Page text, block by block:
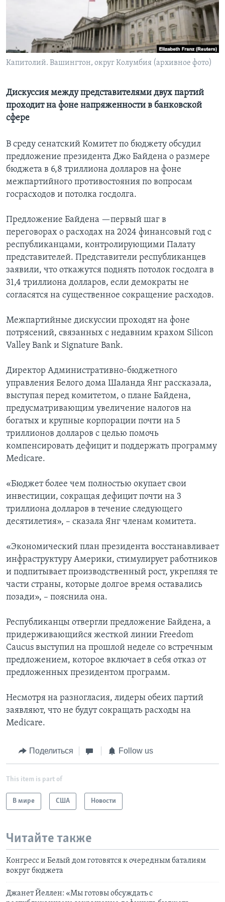
СОЦИАЛЬНЫЕ СЕТИ
Языки
Капитолий. Вашингтон, округ Колумбия (архивное фото)
Дискуссия между представителями двух партий
проходит на фоне напряженности в банковской
сфере
В среду сенатский Комитет по бюджету обсудил
предложение президента Джо Байдена о размере
бюджета в 6,8 триллиона долларов на фоне
межпартийного противостояния по вопросам
госрасходов и потолка госдолга.
Предложение Байдена —первый шаг в
переговорах о расходах на 2024 финансовый год с
республиканцами, контролирующими Палату
представителей. Представители республиканцев
заявили, что откажутся поднять потолок госдолга в
31,4 триллиона долларов, если демократы не
согласятся на существенное сокращение расходов.
Межпартийные дискуссии проходят на фоне
потрясений, связанных с недавним крахом Silicon
Valley Bank и Signature Bank.
Директор Административно-бюджетного
управления Белого дома Шаланда Янг рассказала,
выступая перед комитетом, о плане Байдена,
предусматривающим увеличение налогов на
богатых и крупные корпорации почти на 5
триллионов долларов с целью помочь
компенсировать дефицит и поддержать программу
Medicare.
«Бюджет более чем полностью окупает свои
инвестиции, сокращая дефицит почти на 3
триллиона долларов в течение следующего
десятилетия», – сказала Янг членам комитета.
«Экономический план президента восстанавливает
инфраструктуру Америки, стимулирует работников
и подпитывает производственный рост, укрепляя те
части страны, которые долгое время оставались
позади», – пояснила она.
Республиканцы отвергли предложение Байдена, а
придерживающийся жесткой линии Freedom
Caucus выступил на прошлой неделе со встречным
предложением, которое включает в себя отказ от
предложенных президентом программ.
Несмотря на разногласия, лидеры обеих партий
заявляют, что не будут сокращать расходы на
Medicare.
Поделиться Follow us
This item is part of
В мире США Новости
Читайте также
Конгресс и Белый дом готовятся к очередным баталиям
вокруг бюджета
Джанет Йеллен: «Мы готовы обсуждать с